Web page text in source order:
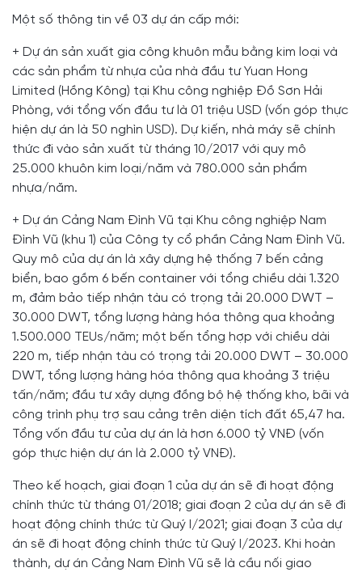
Một số thông tin về 03 dự án cấp mới:
+ Dự án sản xuất gia công khuôn mẫu bằng kim loại và
các sản phẩm từ nhựa của nhà đầu tư Yuan Hong
Limited (Hồng Kông) tại Khu công nghiệp Đồ Sơn Hải
Phòng, với tổng vốn đầu tư là 01 triệu USD (vốn góp thực
hiện dự án là 50 nghìn USD). Dự kiến, nhà máy sẽ chính
thức đi vào sản xuất từ tháng 10/2017 với quy mô
25.000 khuôn kim loại/năm và 780.000 sản phẩm
nhựa/năm.
+ Dự án Cảng Nam Đình Vũ tại Khu công nghiệp Nam
Đình Vũ (khu 1) của Công ty cổ phần Cảng Nam Đình Vũ.
Quy mô của dự án là xây dựng hệ thống 7 bến cảng
biển, bao gồm 6 bến container với tổng chiều dài 1.320
m, đảm bảo tiếp nhận tàu có trọng tải 20.000 DWT –
30.000 DWT, tổng lượng hàng hóa thông qua khoảng
1.500.000 TEUs/năm; một bến tổng hợp với chiều dài
220 m, tiếp nhận tàu có trọng tải 20.000 DWT – 30.000
DWT, tổng lượng hàng hóa thông qua khoảng 3 triệu
tấn/năm; đầu tư xây dựng đồng bộ hệ thống kho, bãi và
công trình phụ trợ sau cảng trên diện tích đất 65,47 ha.
Tổng vốn đầu tư của dự án là hơn 6.000 tỷ VNĐ (vốn
góp thực hiện dự án là 2.000 tỷ VNĐ).
Theo kế hoạch, giai đoạn 1 của dự án sẽ đi hoạt động
chính thức từ tháng 01/2018; giai đoạn 2 của dự án sẽ đi
hoạt động chính thức từ Quý I/2021; giai đoạn 3 của dự
án sẽ đi hoạt động chính thức từ Quý I/2023. Khi hoàn
thành, dự án Cảng Nam Đình Vũ sẽ là cầu nối giao